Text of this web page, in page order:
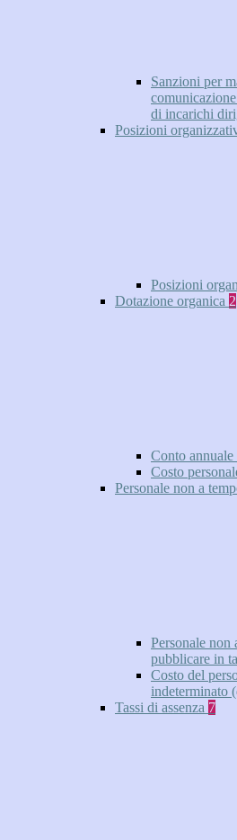
Sanzioni per
di incarichi
Posizioni
Posizioni
Dotazione organica 2
Conto annuale
Costo
Personale non a
Personale non
pubblicare in
Costo del
indeterminato
Tassi di assenza 7